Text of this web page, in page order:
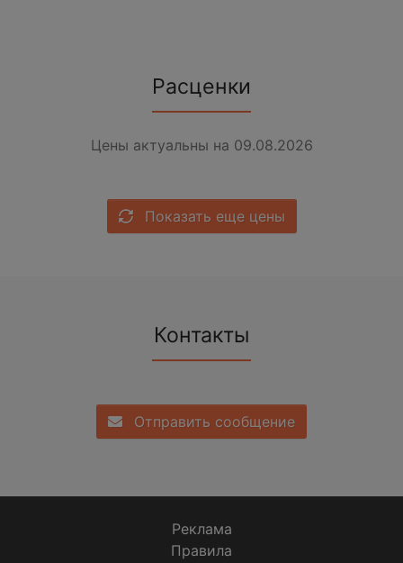
Расценки
Цены актуальны на 09.08.2026
Показать еще цены
Контакты
Отправить сообщение
Реклама
Правила